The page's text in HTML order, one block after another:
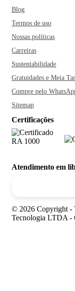
Blog
Termos de uso
Nossas políticas
Carreiras
Sustentabilidade
Gratuidades e Meia
Compre pelo
Sitemap
Certificações
Atendimento em
© 2026 Copyright -
Tecnologia LTDA -